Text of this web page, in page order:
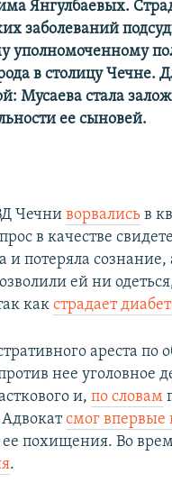
Янгулбаевых.
заболеваний
уполномоченному
в столицу Чечне.
Мусаева стала
ее сыновей.
Чечниворвались в
в качестве
потеряла сознание,
ей ни
какстрадает
ареста по
нее уголовное
и,по словам
Адвокатсмог впервые
похищения. Во
.